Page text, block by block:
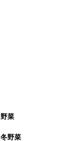
野菜
冬野菜